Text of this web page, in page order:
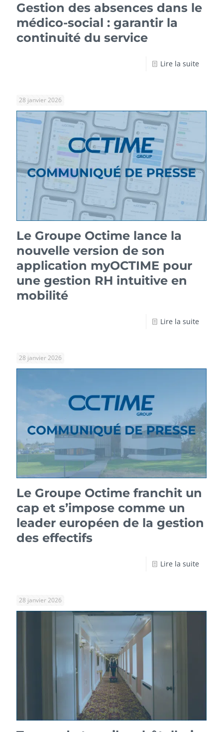
Gestion des absences dans le
médico-social : garantir la
continuité du service
Lire la suite
28 janvier 2026
Le Groupe Octime lance la
nouvelle version de son
application myOCTIME pour
une gestion RH intuitive en
mobilité
Lire la suite
28 janvier 2026
Le Groupe Octime franchit un
cap et s’impose comme un
leader européen de la gestion
des effectifs
Lire la suite
28 janvier 2026